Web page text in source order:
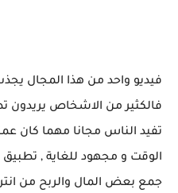
فيديو واحد من هذا المجال
فالكثير من الاشخاص يريدون
تفيد الناس مجانا مهما كان
الوقت و مجهود للغاية ,
جمع بعض المال والربح من